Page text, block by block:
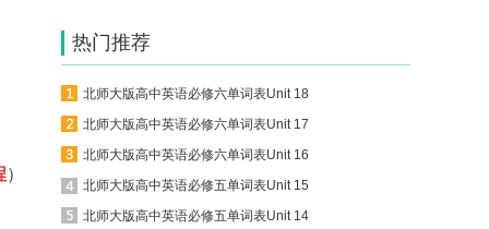
）
热门推荐
北师大版高中英语必修六单词表Unit 18
北师大版高中英语必修六单词表Unit 17
北师大版高中英语必修六单词表Unit 16
北师大版高中英语必修五单词表Unit 15
北师大版高中英语必修五单词表Unit 14